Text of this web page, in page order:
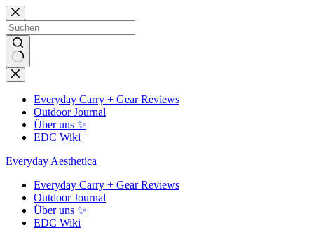
Zum
Inhalt
springen
Keine
Ergebnisse
Everyday Carry + Gear Reviews
Outdoor Journal
Über uns ✨
EDC Wiki
Everyday Aesthetica
Everyday Carry + Gear Reviews
Outdoor Journal
Über uns ✨
EDC Wiki